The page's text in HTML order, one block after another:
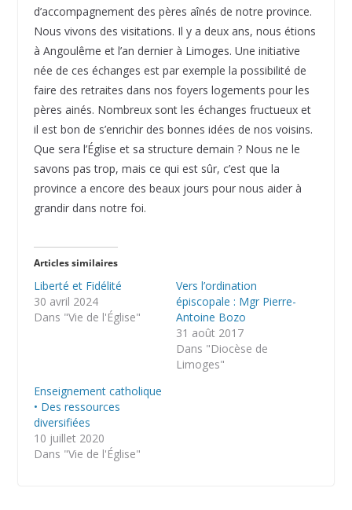
d’accompagnement des pères aînés de notre province.
Nous vivons des visitations. Il y a deux ans, nous étions
à Angoulême et l’an dernier à Limoges. Une initiative
née de ces échanges est par exemple la possibilité de
faire des retraites dans nos foyers logements pour les
pères ainés. Nombreux sont les échanges fructueux et
il est bon de s’enrichir des bonnes idées de nos voisins.
Que sera l’Église et sa structure demain ? Nous ne le
savons pas trop, mais ce qui est sûr, c’est que la
province a encore des beaux jours pour nous aider à
grandir dans notre foi.
Articles similaires
Liberté et Fidélité
30 avril 2024
Dans "Vie de l'Église"
Vers l’ordination
épiscopale : Mgr Pierre-
Antoine Bozo
31 août 2017
Dans "Diocèse de
Limoges"
Enseignement catholique
• Des ressources
diversifiées
10 juillet 2020
Dans "Vie de l'Église"